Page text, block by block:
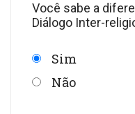
Você sabe a
Diálogo Inter-
Sim
Não